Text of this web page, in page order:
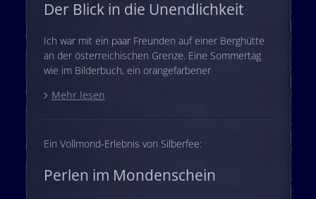
Der Blick in die Unendlichkeit
Ich war mit ein paar Freunden auf einer Berghütte
an der österreichischen Grenze. Eine Sommertag
wie im Bilderbuch, ein orangefarbener
Mehr lesen
Ein Vollmond-Erlebnis von Silberfee:
Perlen im Mondenschein